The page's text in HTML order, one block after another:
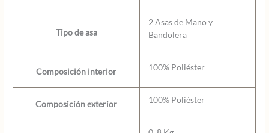
Tipo de asa
2 Asas de Mano y
Bandolera
Composición interior 100% Poliéster
Composición exterior 100% Poliéster